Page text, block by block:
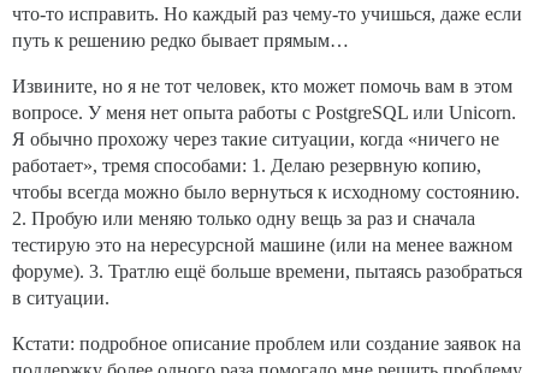
что-то исправить. Но каждый раз чему-то учишься, даже если
путь к решению редко бывает прямым…
Извините, но я не тот человек, кто может помочь вам в этом
вопросе. У меня нет опыта работы с PostgreSQL или Unicorn.
Я обычно прохожу через такие ситуации, когда «ничего не
работает», тремя способами: 1. Делаю резервную копию,
чтобы всегда можно было вернуться к исходному состоянию.
2. Пробую или меняю только одну вещь за раз и сначала
тестирую это на нересурсной машине (или на менее важном
форуме). 3. Тратлю ещё больше времени, пытаясь разобраться
в ситуации.
Кстати: подробное описание проблем или создание заявок на